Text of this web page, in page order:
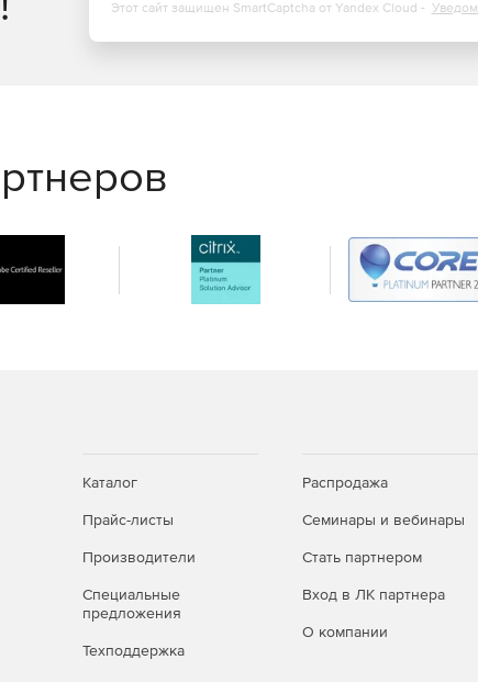
планировать и распространять по мере необходимости.
Этот сайт защищен SmartCaptcha от Yandex Cloud -
Каталог
Прайс-листы
Производители
Специальные
предложения
Техподдержка
Распродажа
Семинары и вебинары
Стать партнером
Вход в ЛК партнера
О компании